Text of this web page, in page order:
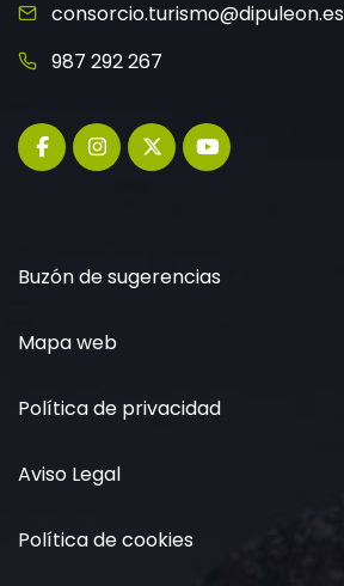
consorcio.turismo@dipuleon.es
987 292 267
Buzón de sugerencias
Mapa web
Política de privacidad
Aviso Legal
Política de cookies